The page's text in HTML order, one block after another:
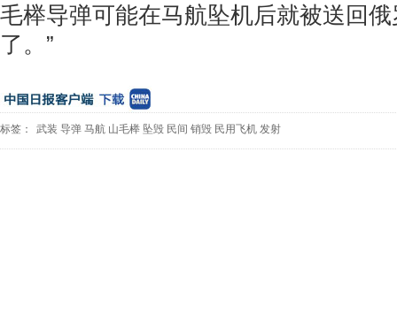
毛榉导弹可能在马航坠机后就被送回
了。”
标签： 武装 导弹 马航 山毛榉 坠毁 民间 销毁 民用飞机 发射